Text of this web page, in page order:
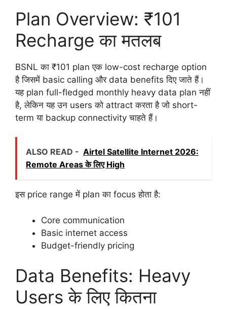
Plan Overview: ₹101
Recharge का मतलब
BSNL का ₹101 plan एक low-cost recharge option
है जिसमें basic calling और data benefits दिए जाते हैं।
यह plan full-fledged monthly heavy data plan नहीं
है, लेकिन यह उन users को attract करता है जो short-
term या backup connectivity चाहते हैं।
ALSO READ - Airtel Satellite Internet 2026:
Remote Areas के लिए High
इस price range में plan का focus होता है:
Core communication
Basic internet access
Budget-friendly pricing
Data Benefits: Heavy
Users के लिए कितना